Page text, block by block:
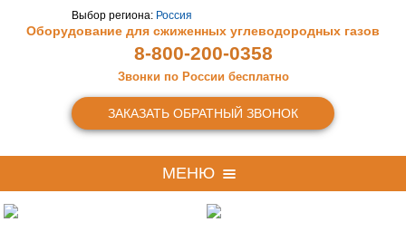
Выбор региона: Россия
Оборудование для сжиженных углеводородных газов
8-800-200-0358
Звонки по России бесплатно
ЗАКАЗАТЬ ОБРАТНЫЙ ЗВОНОК
МЕНЮ